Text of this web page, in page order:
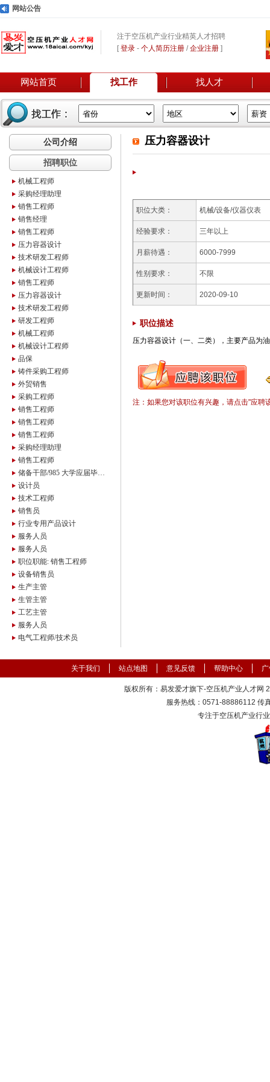
网站公告
注于空压机产业行业精英人才招聘
[登录 - 个人简历注册 /企业注册 ]
网站首页 找工作 找人才
公司介绍
招聘职位
机械工程师
采购经理助理
销售工程师
销售经理
销售工程师
压力容器设计
技术研发工程师
机械设计工程师
销售工程师
压力容器设计
技术研发工程师
研发工程师
机械工程师
机械设计工程师
品保
铸件采购工程师
外贸销售
采购工程师
销售工程师
销售工程师
销售工程师
采购经理助理
销售工程师
储备干部/985 大学应届毕业生
设计员
技术工程师
销售员
行业专用产品设计
服务人员
服务人员
职位职能: 销售工程师
设备销售员
生产主管
生管主管
工艺主管
服务人员
电气工程师/技术员
压力容器设计
职位大类： 机械/设备/仪器仪表
经验要求： 三年以上
月薪待遇： 6000-7999
性别要求： 不限
更新时间： 2020-09-10
职位描述
压力容器设计（一、二类），主要产品为
注：如果您对该职位有兴趣，请点击"应聘
关于我们 站点地图 意见反馈 帮助中心
版权所有：易发爱才旗下-空压机产业人才
服务热线：0571-88886112 传
专注于空压机产业行